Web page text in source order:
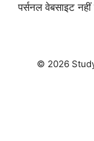
पर्सनल वेबसाइट नहीं
© 2026